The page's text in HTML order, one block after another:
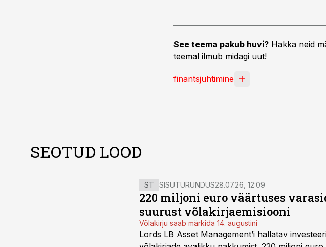
See teema pakub huvi? Hakka neid
teemal ilmub midagi uut!
finantsjuhtimine
SEOTUD LOOD
ST SISUTURUNDUS28.07.26, 12:09
220 miljoni euro väärtuses
suurust võlakirjaemisiooni
Võlakirju saab märkida 14. augustini
Lords LB Asset Management’i hallatav